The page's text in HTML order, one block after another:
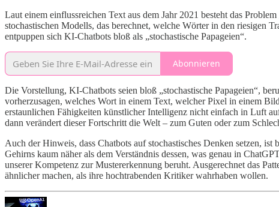
Laut einem einflussreichen Text aus dem Jahr 2021 besteht das
stochastischen Modells, das berechnet, welche Wörter in den riesigen
entpuppen sich KI-Chatbots bloß als „stochastische Papageien“.
Abonnieren
Die Vorstellung, KI-Chatbots seien bloß „stochastische Papageien“,
vorherzusagen, welches Wort in einem Text, welcher Pixel in einem
erstaunlichen Fähigkeiten künstlicher Intelligenz nicht einfach in Luft
dann verändert dieser Fortschritt die Welt – zum Guten oder zum
Auch der Hinweis, dass Chatbots auf stochastisches Denken setzen,
Gehirns kaum näher als dem Verständnis dessen, was genau in
unserer Kompetenz zur Mustererkennung beruht. Ausgerechnet das
ähnlicher machen, als ihre hochtrabenden Kritiker wahrhaben wollen.